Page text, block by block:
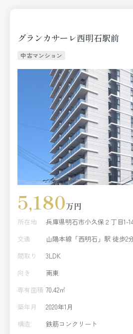
グランカサーレ西明石駅前
中古マンション
5,180万円
所在地
兵庫県明石市小久保２丁目1-
交通
山陽本線「西明石」駅 徒歩2
間取り
3LDK
向き
南東
専有面積 70.42㎡
築年月
2020年1月
構造
鉄筋コンクリート